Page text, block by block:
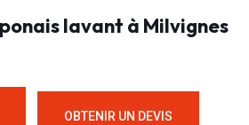
lavant à Milvignes
OBTENIR UN DEVIS